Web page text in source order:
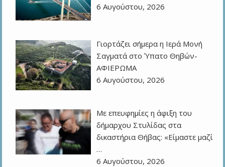
6 Αυγούστου, 2026
Γιορτάζει σήμερα η Ιερά Μονή
Σαγματά στο Ύπατο Θηβών-
ΑΦΙΕΡΩΜΑ
6 Αυγούστου, 2026
Με επευφημίες η άφιξη του
δήμαρχου Στυλίδας στα
δικαστήρια Θήβας: «Είμαστε μαζί
…
6 Αυγούστου, 2026